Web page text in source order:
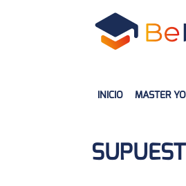
INICIO MASTER